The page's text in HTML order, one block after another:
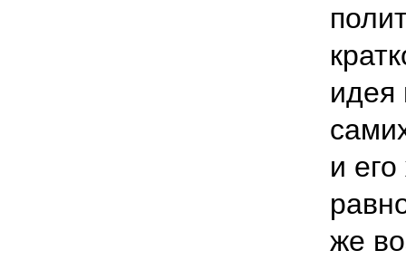
идея
и
же